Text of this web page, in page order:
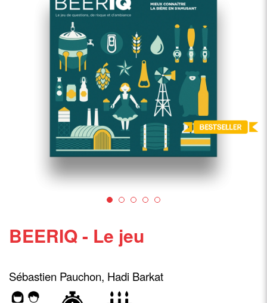
BEERIQ - Le jeu
Sébastien Pauchon, Hadi Barkat